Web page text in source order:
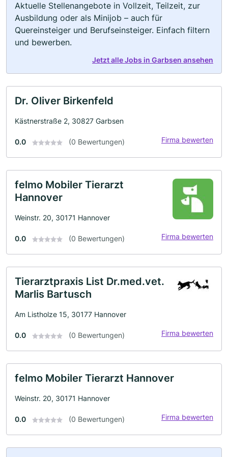
Aktuelle Stellenangebote in Vollzeit, Teilzeit, zur
Ausbildung oder als Minijob – auch für
Quereinsteiger und Berufseinsteiger. Einfach filtern
und bewerben.
Jetzt alle Jobs in Garbsen ansehen
Dr. Oliver Birkenfeld
Kästnerstraße 2, 30827 Garbsen
0.0 (0 Bewertungen) Firma bewerten
felmo Mobiler Tierarzt
Hannover
Weinstr. 20, 30171 Hannover
0.0 (0 Bewertungen) Firma bewerten
Tierarztpraxis List Dr.med.vet.
Marlis Bartusch
Am Listholze 15, 30177 Hannover
0.0 (0 Bewertungen) Firma bewerten
felmo Mobiler Tierarzt Hannover
Weinstr. 20, 30171 Hannover
0.0 (0 Bewertungen) Firma bewerten